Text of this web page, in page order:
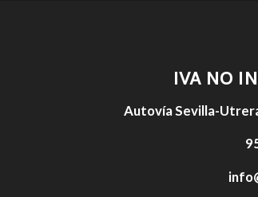
IVA NO
Autovía Sevilla-